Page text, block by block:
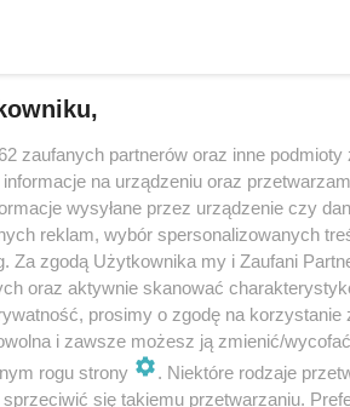
zaufanych partnerów oraz inne
na urządzeniu oraz
wysyłane przez urządzenie czy
reklam, wybór spersonalizowanych
Za zgodą Użytkownika my i Zaufani
oraz aktywnie skanować
prosimy o zgodę na korzystanie
i zawsze możesz ją zmienić/
rogu strony
. Niektóre rodzaje
się takiemu przetwarzaniu.